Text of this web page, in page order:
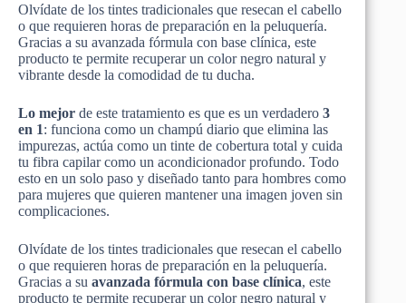
Olvídate de los tintes tradicionales que resecan el cabello
o que requieren horas de preparación en la peluquería.
Gracias a su avanzada fórmula con base clínica, este
producto te permite recuperar un color negro natural y
vibrante desde la comodidad de tu ducha.
Lo mejor de este tratamiento es que es un verdadero 3
en 1: funciona como un champú diario que elimina las
impurezas, actúa como un tinte de cobertura total y cuida
tu fibra capilar como un acondicionador profundo. Todo
esto en un solo paso y diseñado tanto para hombres como
para mujeres que quieren mantener una imagen joven sin
complicaciones.
Olvídate de los tintes tradicionales que resecan el cabello
o que requieren horas de preparación en la peluquería.
Gracias a su avanzada fórmula con base clínica, este
producto te permite recuperar un color negro natural y